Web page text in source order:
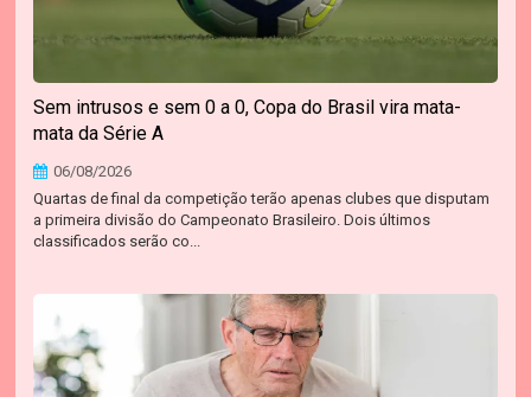
Sem intrusos e sem 0 a 0, Copa do Brasil vira mata-
mata da Série A
06/08/2026
Quartas de final da competição terão apenas clubes que disputam
a primeira divisão do Campeonato Brasileiro. Dois últimos
classificados serão co...